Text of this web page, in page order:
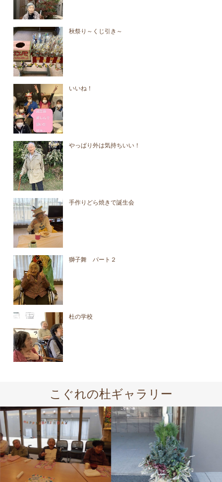
秋祭り～くじ引き～
いいね！
やっぱり外は気持ちいい！
手作りどら焼きで誕生会
獅子舞 パート２
杜の学校
こぐれの杜ギャラリー